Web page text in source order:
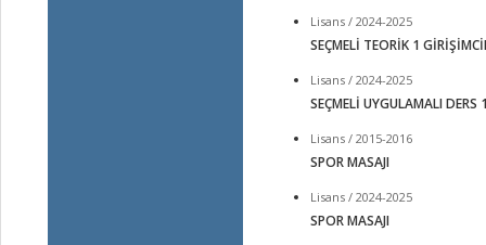
Lisans / 2024-2025
SEÇMELİ TEORİK 1
Lisans / 2024-2025
SEÇMELİ UYGULAMALI DERS
Lisans / 2015-2016
SPOR MASAJI
Lisans / 2024-2025
SPOR MASAJI